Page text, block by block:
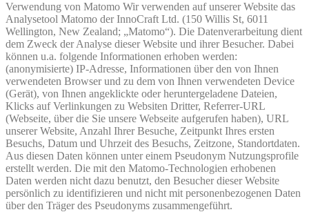
Verwendung von Matomo Wir verwenden auf unserer Website das
Analysetool Matomo der InnoCraft Ltd. (150 Willis St, 6011
Wellington, New Zealand; „Matomo“). Die Datenverarbeitung dient
dem Zweck der Analyse dieser Website und ihrer Besucher. Dabei
können u.a. folgende Informationen erhoben werden:
(anonymisierte) IP-Adresse, Informationen über den von Ihnen
verwendeten Browser und zu dem von Ihnen verwendeten Device
(Gerät), von Ihnen angeklickte oder heruntergeladene Dateien,
Klicks auf Verlinkungen zu Websiten Dritter, Referrer-URL
(Webseite, über die Sie unsere Webseite aufgerufen haben), URL
unserer Website, Anzahl Ihrer Besuche, Zeitpunkt Ihres ersten
Besuchs, Datum und Uhrzeit des Besuchs, Zeitzone, Standortdaten.
Aus diesen Daten können unter einem Pseudonym Nutzungsprofile
erstellt werden. Die mit den Matomo-Technologien erhobenen
Daten werden nicht dazu benutzt, den Besucher dieser Website
persönlich zu identifizieren und nicht mit personenbezogenen Daten
über den Träger des Pseudonyms zusammengeführt.